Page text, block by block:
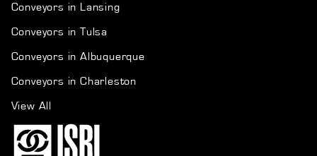
Conveyors in Lansing
Conveyors in Tulsa
Conveyors in Albuquerque
Conveyors in Charleston
View All